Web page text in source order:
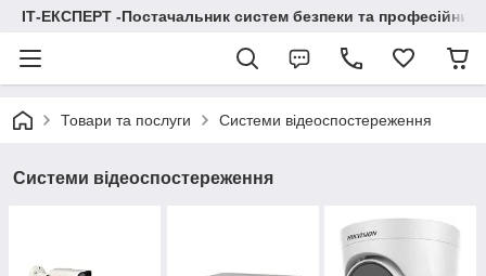
ІТ-ЕКСПЕРТ -Постачальник систем безпеки та професійних
Товари та послуги Системи відеоспостереження
Системи відеоспостереження